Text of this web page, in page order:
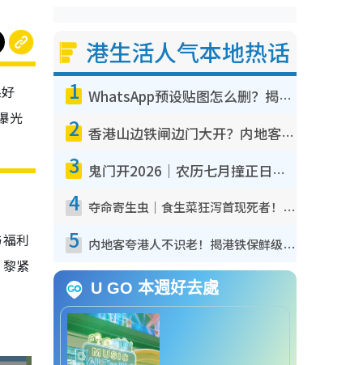
光
利
紧
港生活人气本地热话
1 WhatsApp预设贴图怎么删？揭秘1招“反向操作”还原简洁界面 附3步实测教程
2 香港山边铁闸边门大开？内地客困惑意义何在！网友神回复：这种叫法理性防御
3 鬼门开2026｜农历七月撞正日全食特别邪？专家警告切忌做一事！揭4大禁忌+2招保平安
4 夺命寄生虫｜食生菜狂泻首现死者！疫潮恶化录1.8万宗病例 揭洗菜3大谬误
5 内地客夸港人不识老！揭港铁保鲜级冷气 港人求放过：别投诉
U GO 本週好去處